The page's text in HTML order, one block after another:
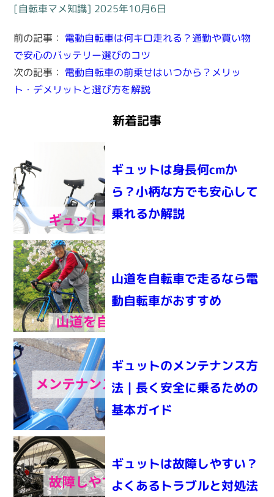
[自転車マメ知識] 2025年10月6日
前の記事： 電動自転車は何キロ走れる？通勤や買い物
で安心のバッテリー選びのコツ
次の記事： 電動自転車の前乗せはいつから？メリッ
ト・デメリットと選び方を解説
新着記事
ギュットは身長何cmか
ら？小柄な方でも安心して
乗れるか解説
山道を自転車で走るなら電
動自転車がおすすめ
ギュットのメンテナンス方
法｜長く安全に乗るための
基本ガイド
ギュットは故障しやすい？
よくあるトラブルと対処法